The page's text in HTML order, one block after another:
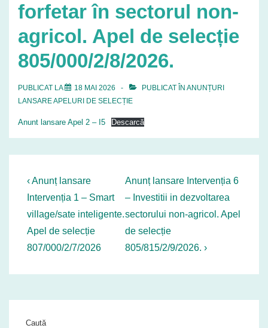
forfetar în sectorul non-
agricol. Apel de selecție
805/000/2/8/2026.
PUBLICAT LA 18 MAI 2026 PUBLICAT ÎN ANUNȚURI
LANSARE APELURI DE SELECȚIE
Anunt lansare Apel 2 – I5 Descarcă
Navigare
în
articole
Previous
Post
is
‹ Anunț lansare
Intervenția 1 – Smart
village/sate inteligente.
Apel de selecție
807/000/2/7/2026
Next
Post
is
Anunț lansare Intervenția 6
– Investitii in dezvoltarea
sectorului non-agricol. Apel
de selecție
805/815/2/9/2026. ›
Caută